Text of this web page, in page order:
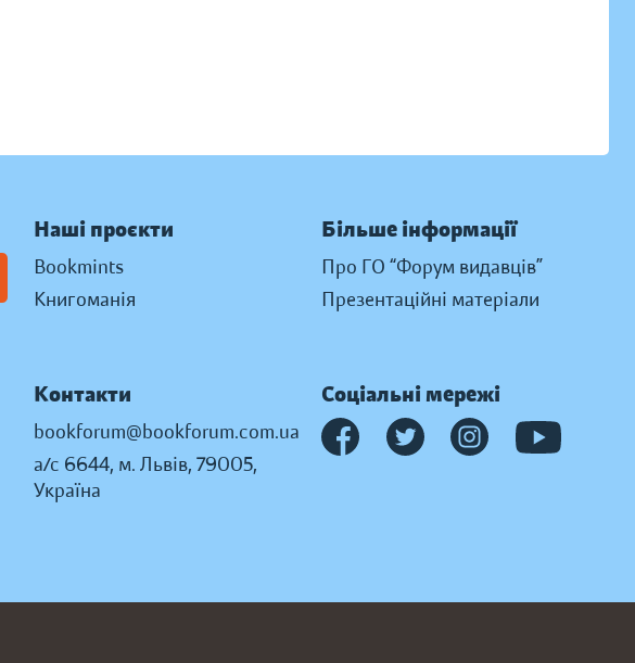
Наші проєкти
Bookmints
Книгоманія
Більше інформації
Про ГО “Форум видавців”
Презентаційні матеріали
Контакти
bookforum@bookforum.com.ua
а/с 6644, м. Львів, 79005,
Україна
Соціальні мережі